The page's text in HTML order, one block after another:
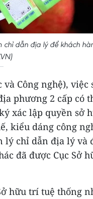
dẫn địa lý để khách
và Công nghệ),
phương 2 cấp có
xác lập quyền sở
kiểu dáng công
chỉ dẫn địa lý và
đã được Cục Sở
hữu trí tuệ thống